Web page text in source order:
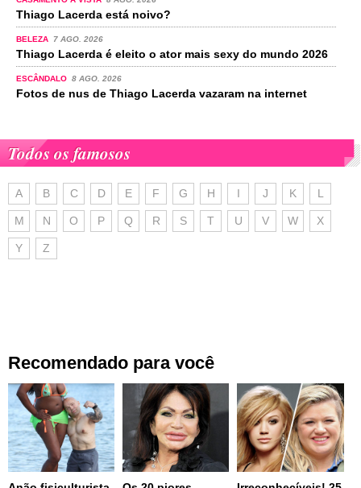
Thiago Lacerda está noivo?
BELEZA 7 AGO. 2026
Thiago Lacerda é eleito o ator mais sexy do mundo 2026
ESCÂNDALO 8 AGO. 2026
Fotos de nus de Thiago Lacerda vazaram na internet
Todos os famosos
A B C D E F G H I J K L
M N O P Q R S T U V W X
Y Z
Recomendado para você